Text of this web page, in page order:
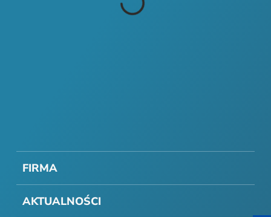
FIRMA
AKTUALNOŚCI